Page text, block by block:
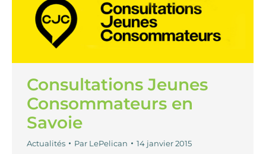
Consultations Jeunes
Consommateurs en
Savoie
Actualités Par LePelican 14 janvier 2015